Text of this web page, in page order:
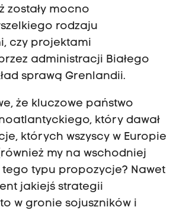
zostały mocno
rodzaju
czy projektami
administracji Białego
sprawą Grenlandii.
że kluczowe państwo
który dawał
których wszyscy w Europie
my na wschodniej
typu propozycje? Nawet
jakiejś strategii
w gronie sojuszników i